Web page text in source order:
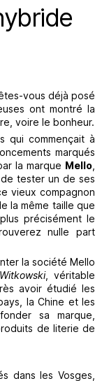
vous déjà posé
ont montré la
voire le bonheur.
qui commençait à
marqués
la marque Mello
de tester un de ses
vieux compagnon
la même taille que
précisément le
nulle part
la société Mello
, véritable
avoir étudié les
la Chine et les
sa marque,
de literie de
dans les Vosges,